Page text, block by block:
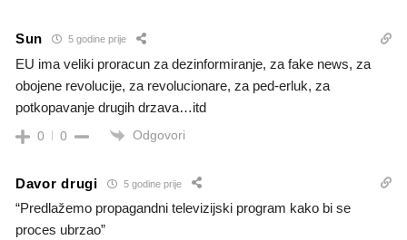
Sun 5 godine prije
EU ima veliki proracun za dezinformiranje, za fake news, za
obojene revolucije, za revolucionare, za ped-erluk, za
potkopavanje drugih drzava…itd
0 0 Odgovori
Davor drugi 5 godine prije
“Predlažemo propagandni televizijski program kako bi se
proces ubrzao”